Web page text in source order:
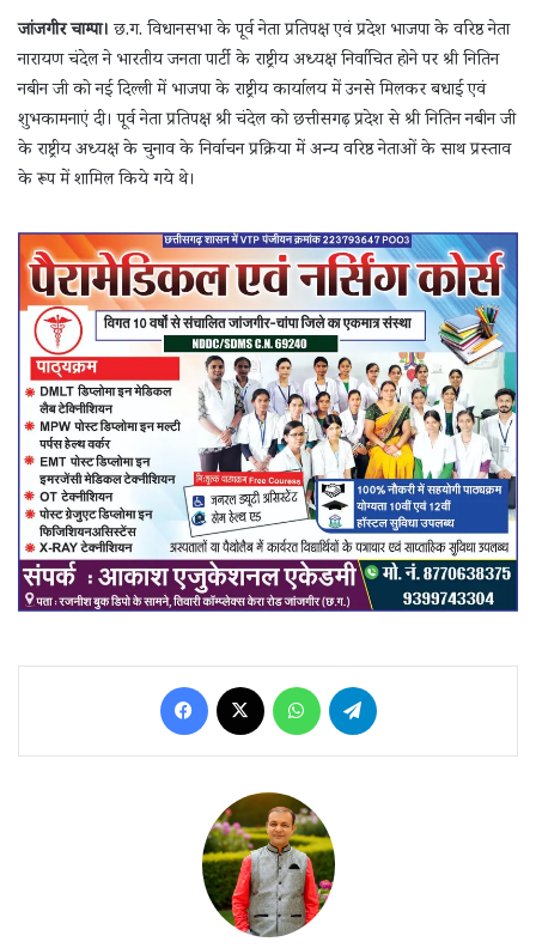
जांजगीर चाम्पा।छ.ग. विधानसभा के पूर्व नेता प्रतिपक्ष एवं प्रदेश भाजपा के वरिष्ठ नेता
नारायण चंदेल ने भारतीय जनता पार्टी के राष्ट्रीय अध्यक्ष निर्वाचित होने पर श्री नितिन
नबीन जी को नई दिल्ली में भाजपा के राष्ट्रीय कार्यालय में उनसे मिलकर बधाई एवं
शुभकामनाएं दी। पूर्व नेता प्रतिपक्ष श्री चंदेल को छत्तीसगढ़ प्रदेश से श्री नितिन नबीन जी
के राष्ट्रीय अध्यक्ष के चुनाव के निर्वाचन प्रक्रिया में अन्य वरिष्ठ नेताओं के साथ प्रस्ताव
के रूप में शामिल किये गये थे।
Facebook WhatsApp